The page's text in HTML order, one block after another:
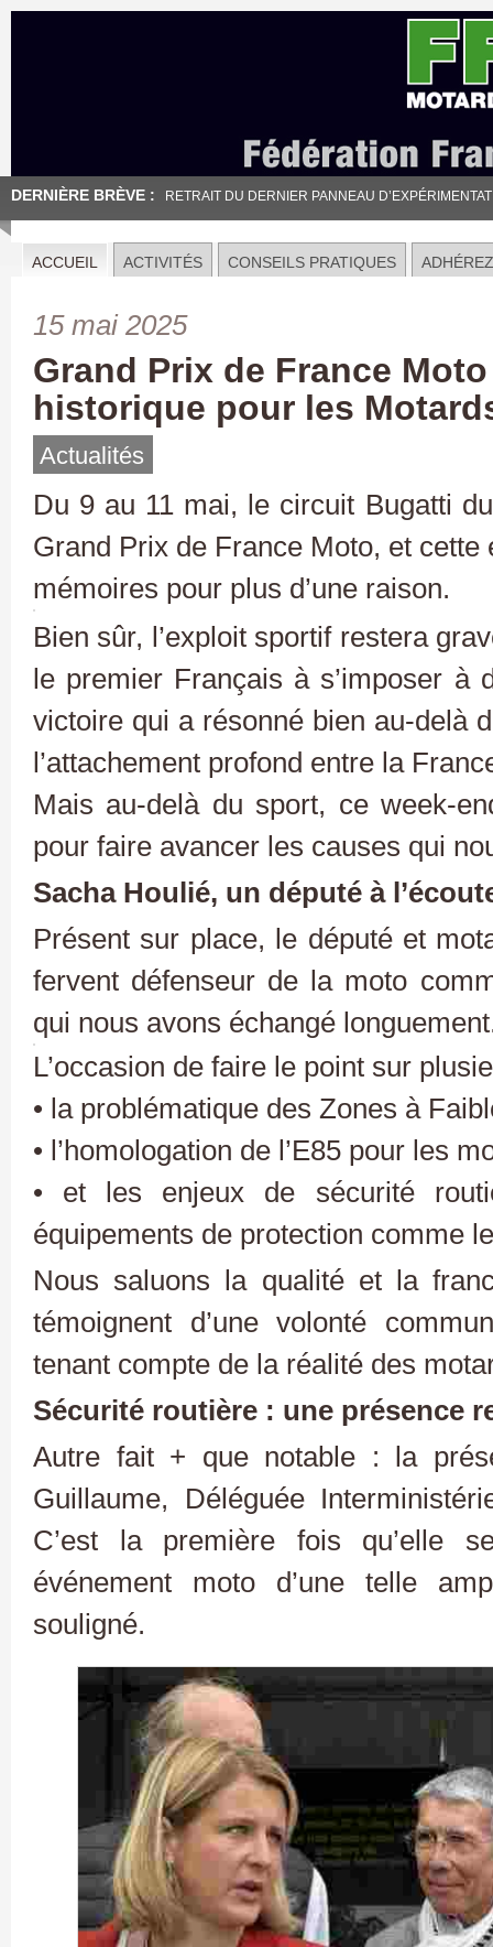
DERNIÈRE BRÈVE : RETRAIT DU DERNIER PANNEAU
ACCUEIL ACTIVITÉS CONSEILS PRATIQUES ADHÉREZ
15 mai 2025
Grand Prix de France
historique pour les
Actualités
Du 9 au 11 mai, le circuit Bugatti
Grand Prix de France Moto, et
mémoires pour plus d’une raison.
Bien sûr, l’exploit sportif restera
le premier Français à s’imposer à
victoire qui a résonné bien au-delà
l’attachement profond entre la
Mais au-delà du sport, ce week-
pour faire avancer les causes qui
Sacha Houlié, un député à
Présent sur place, le député et
fervent défenseur de la moto
qui nous avons échangé
L’occasion de faire le point sur
• la problématique des Zones à
• l’homologation de l’E85 pour les
• et les enjeux de sécurité
équipements de protection comme
Nous saluons la qualité et la
témoignent d’une volonté
tenant compte de la réalité des
Sécurité routière : une présence
Autre fait + que notable : la
Guillaume, Déléguée
C’est la première fois qu’elle
événement moto d’une telle
souligné.